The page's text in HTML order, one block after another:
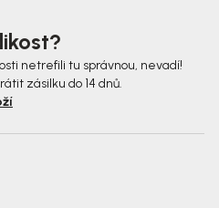
netrefili tu správnou, nevadí!
zásilku do 14 dnů.